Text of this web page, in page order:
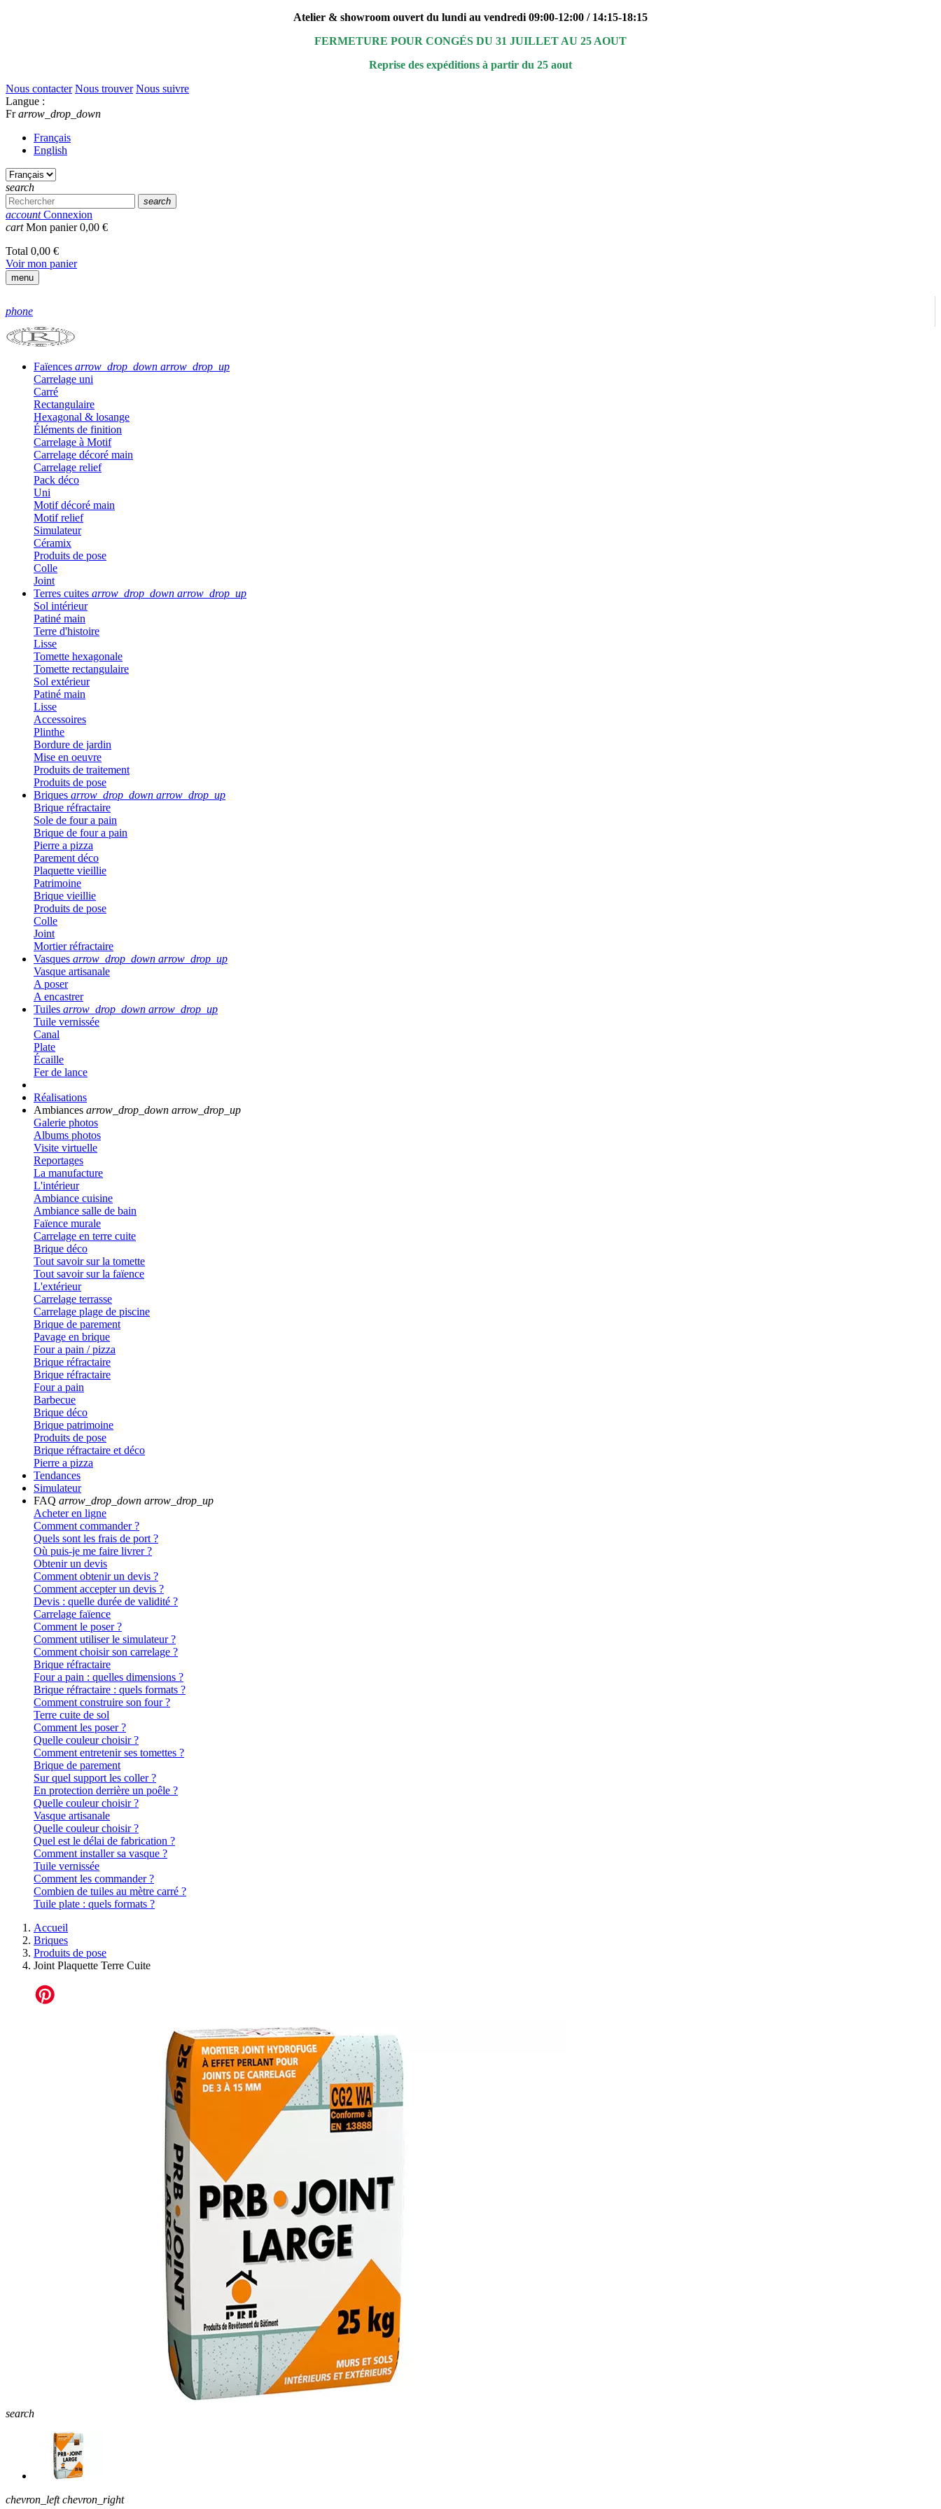
Atelier & showroom ouvert du lundi au vendredi 09:00-12:00 / 14:15-18:15
FERMETURE POUR CONGÉS DU 31 JUILLET AU 25 AOUT
Reprise des expéditions à partir du 25 aout
Nous contacter Nous trouver Nous suivre
Langue :
Fr arrow_drop_down
Français
English
search
search
account Connexion
cart Mon panier0,00 €
Total 0,00 €
Voir mon panier
menu
phone
Faïences arrow_drop_down arrow_drop_up
Carrelage uni
Carré
Rectangulaire
Hexagonal & losange
Éléments de finition
Carrelage à Motif
Carrelage décoré main
Carrelage relief
Pack déco
Uni
Motif décoré main
Motif relief
Simulateur
Céramix
Produits de pose
Colle
Joint
Terres cuites arrow_drop_down arrow_drop_up
Sol intérieur
Patiné main
Terre d'histoire
Lisse
Tomette hexagonale
Tomette rectangulaire
Sol extérieur
Patiné main
Lisse
Accessoires
Plinthe
Bordure de jardin
Mise en oeuvre
Produits de traitement
Produits de pose
Briques arrow_drop_down arrow_drop_up
Brique réfractaire
Sole de four a pain
Brique de four a pain
Pierre a pizza
Parement déco
Plaquette vieillie
Patrimoine
Brique vieillie
Produits de pose
Colle
Joint
Mortier réfractaire
Vasques arrow_drop_down arrow_drop_up
Vasque artisanale
A poser
A encastrer
Tuiles arrow_drop_down arrow_drop_up
Tuile vernissée
Canal
Plate
Écaille
Fer de lance
Réalisations
Ambiances arrow_drop_down arrow_drop_up
Galerie photos
Albums photos
Visite virtuelle
Reportages
La manufacture
L'intérieur
Ambiance cuisine
Ambiance salle de bain
Faïence murale
Carrelage en terre cuite
Brique déco
Tout savoir sur la tomette
Tout savoir sur la faïence
L'extérieur
Carrelage terrasse
Carrelage plage de piscine
Brique de parement
Pavage en brique
Four a pain / pizza
Brique réfractaire
Brique réfractaire
Four a pain
Barbecue
Brique déco
Brique patrimoine
Produits de pose
Brique réfractaire et déco
Pierre a pizza
Tendances
Simulateur
FAQ arrow_drop_down arrow_drop_up
Acheter en ligne
Comment commander ?
Quels sont les frais de port ?
Où puis-je me faire livrer ?
Obtenir un devis
Comment obtenir un devis ?
Comment accepter un devis ?
Devis : quelle durée de validité ?
Carrelage faïence
Comment le poser ?
Comment utiliser le simulateur ?
Comment choisir son carrelage ?
Brique réfractaire
Four a pain : quelles dimensions ?
Brique réfractaire : quels formats ?
Comment construire son four ?
Terre cuite de sol
Comment les poser ?
Quelle couleur choisir ?
Comment entretenir ses tomettes ?
Brique de parement
Sur quel support les coller ?
En protection derrière un poêle ?
Quelle couleur choisir ?
Vasque artisanale
Quelle couleur choisir ?
Quel est le délai de fabrication ?
Comment installer sa vasque ?
Tuile vernissée
Comment les commander ?
Combien de tuiles au mètre carré ?
Tuile plate : quels formats ?
Accueil
Briques
Produits de pose
Joint Plaquette Terre Cuite
search
chevron_left chevron_right